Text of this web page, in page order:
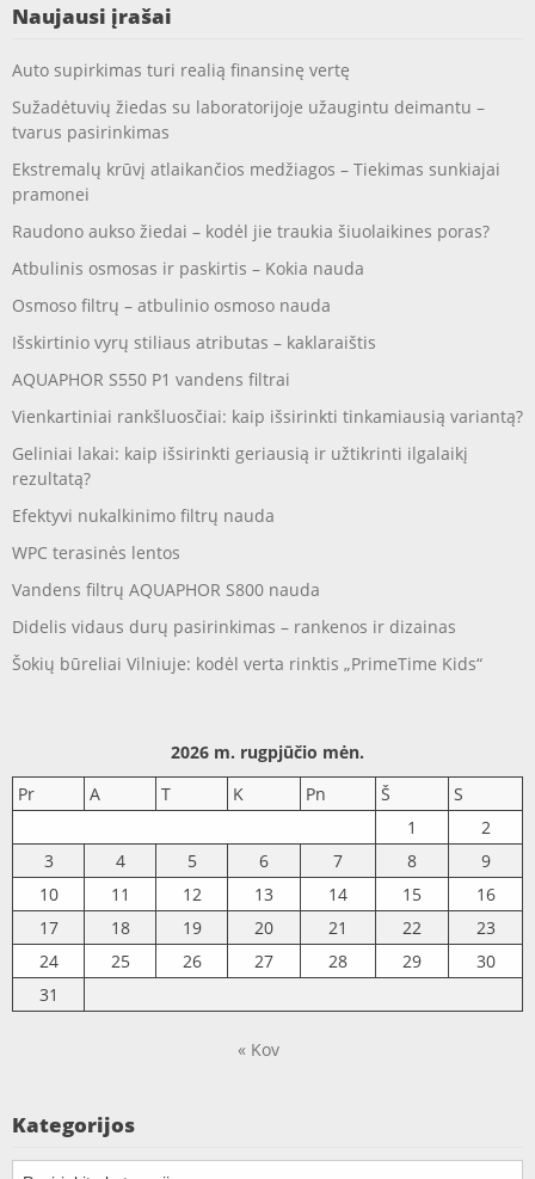
Naujausi įrašai
Auto supirkimas turi realią finansinę vertę
Sužadėtuvių žiedas su laboratorijoje užaugintu deimantu –
tvarus pasirinkimas
Ekstremalų krūvį atlaikančios medžiagos – Tiekimas sunkiajai
pramonei
Raudono aukso žiedai – kodėl jie traukia šiuolaikines poras?
Atbulinis osmosas ir paskirtis – Kokia nauda
Osmoso filtrų – atbulinio osmoso nauda
Išskirtinio vyrų stiliaus atributas – kaklaraištis
AQUAPHOR S550 P1 vandens filtrai
Vienkartiniai rankšluosčiai: kaip išsirinkti tinkamiausią variantą?
Geliniai lakai: kaip išsirinkti geriausią ir užtikrinti ilgalaikį
rezultatą?
Efektyvi nukalkinimo filtrų nauda
WPC terasinės lentos
Vandens filtrų AQUAPHOR S800 nauda
Didelis vidaus durų pasirinkimas – rankenos ir dizainas
Šokių būreliai Vilniuje: kodėl verta rinktis „PrimeTime Kids“
2026 m. rugpjūčio mėn.
Pr
A T K Pn Š
S
1
2
3
4 5 6 7 8
9
10
11 12 13 14 15
16
17
18 19 20 21 22
23
24
25 26 27 28 29
30
31
« Kov
Kategorijos